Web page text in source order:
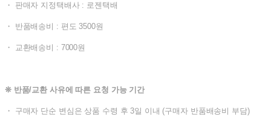
・ 판매자 지정택배사 : 로젠택배
・ 반품배송비 : 편도 3500원
・ 교환배송비 : 7000원
❊ 반품/교환 사유에 따른 요청 가능 기간
・ 구매자 단순 변심은 상품 수령 후 3일 이내 (구매자 반품배송비 부담)